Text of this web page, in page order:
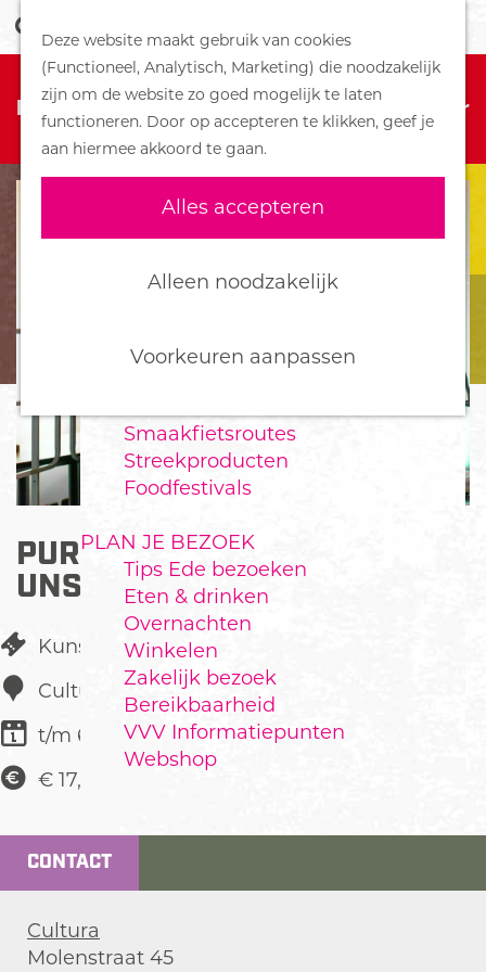
Deze website maakt gebruik van cookies
(Functioneel, Analytisch, Marketing) die noodzakelijk
zijn om de website zo goed mogelijk te laten
functioneren. Door op accepteren te klikken, geef je
aan hiermee akkoord te gaan.
Alles accepteren
Alleen noodzakelijk
Voorkeuren aanpassen
G
n
a
m
a
e
o
e
k
e
n
M
e
n
u
DORPEN
Bennekom
De Klomp
Deelen
Ederveen
Harskamp
Hoenderloo
Wekerom
Smaakfietsroutes
Streekproducten
Foodfestivals
PLAN JE BEZOEK
Tips Ede bezoeken
Eten & drinken
Overnachten
Winkelen
Zakelijk bezoek
Bereikbaarheid
VVV Informatiepunten
Webshop
Sorry, deze activiteit is niet meer
beschikbaar. Bekijk het
actuele aanbod
voor
de beschikbare opties.
PURE VOICES -
UNSTOPPABLE
Kunst & Cultuur
Cultura
t/m 6 juni
€ 17,50
CONTACT
Cultura
Molenstraat 45